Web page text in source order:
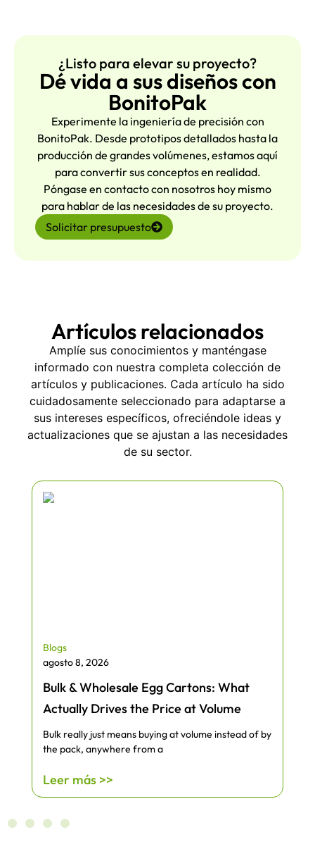
¿Listo para elevar su proyecto?
Dé vida a sus diseños con
BonitoPak
Experimente la ingeniería de precisión con
BonitoPak. Desde prototipos detallados hasta la
producción de grandes volúmenes, estamos aquí
para convertir sus conceptos en realidad.
Póngase en contacto con nosotros hoy mismo
para hablar de las necesidades de su proyecto.
Solicitar presupuesto
Artículos relacionados
Amplíe sus conocimientos y manténgase
informado con nuestra completa colección de
artículos y publicaciones. Cada artículo ha sido
cuidadosamente seleccionado para adaptarse a
sus intereses específicos, ofreciéndole ideas y
actualizaciones que se ajustan a las necesidades
de su sector.
Blogs
agosto 8, 2026
Bulk & Wholesale Egg Cartons: What
Actually Drives the Price at Volume
Bulk really just means buying at volume instead of by
the pack, anywhere from a
Leer más >>